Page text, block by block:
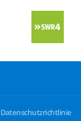
Datenschutzrichtlinie